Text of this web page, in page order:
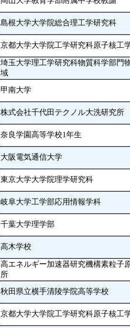
島根大学大学院総合理工学研究科
京都大学大学院工学研究科原子核工
埼玉大学理工学研究科物質科学部門
域
甲南大学
株式会社千代田テクノル大洗研究所
奈良学園高等学校1年生
大阪電気通信大学
東京大学大学院理学研究科
岐阜大学工学部応用情報学科
千葉大学理学部
高木学校
高エネルギー加速器研究機構素粒子
所
秋田県立横手清陵学院高等学校
京都大学大学院工学研究科原子核工